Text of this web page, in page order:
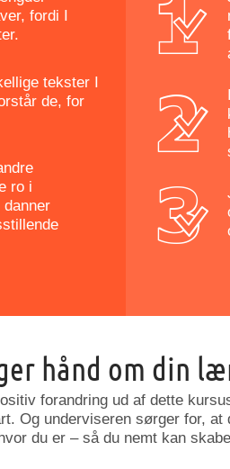
fordi I
tekster I
de, for
ro i
hånd om din
forandring ud af dette
Og underviseren sørger for, at
du er – så du nemt kan